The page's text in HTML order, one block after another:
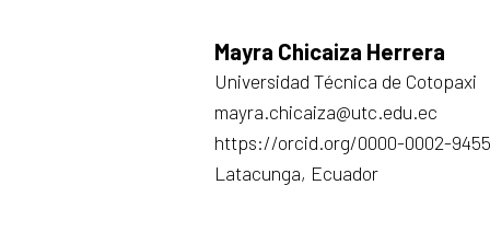
Mayra Chicaiza Herrera
Universidad Técnica de Cotopaxi
mayra.chicaiza@utc.edu.ec
https://orcid.org/0000-0002-
Latacunga, Ecuador